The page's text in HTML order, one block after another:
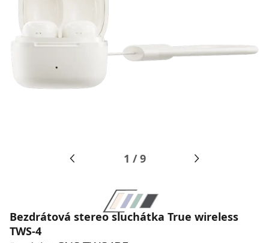
1 /9
Bezdrátová stereo sluchátka True wireless
TWS-4